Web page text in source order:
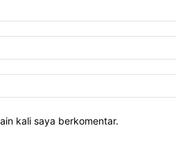
kali saya berkomentar.